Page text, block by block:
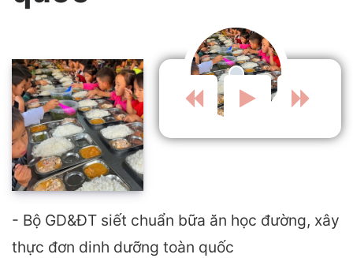
- Bộ GD&ĐT siết chuẩn bữa ăn học đường, xây
thực đơn dinh dưỡng toàn quốc